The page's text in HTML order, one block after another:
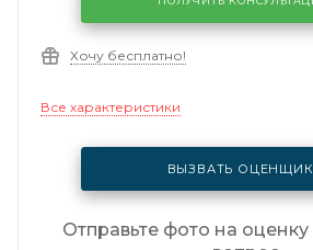
Хочу бесплатно!
Все характеристики
ВЫЗВАТЬ
Отправьте фото на